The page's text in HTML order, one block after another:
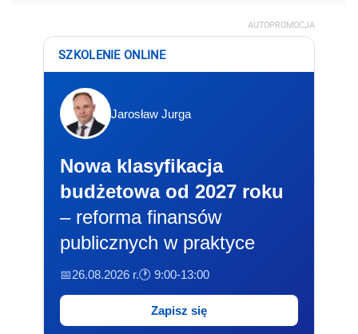
AUTOPROMOCJA
SZKOLENIE ONLINE
Jarosław Jurga
Nowa klasyfikacja
budżetowa od 2027 roku
– reforma finansów
publicznych w praktyce
📅26.08.2026 r.🕐 9:00-13:00
Zapisz się